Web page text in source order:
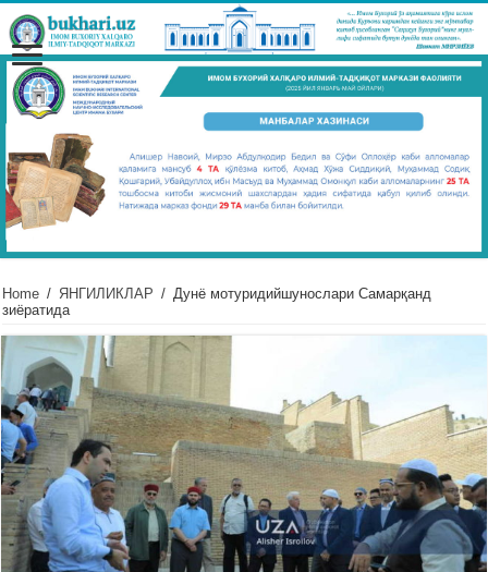
Home / ЯНГИЛИКЛАР / Дунё мотуридийшунослари Самарқанд
зиёратида